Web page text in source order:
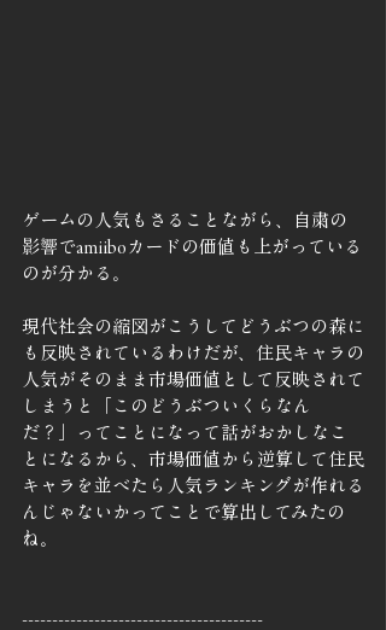
ゲームの人気もさることながら、自粛の
影響でamiiboカードの価値も上がっている
のが分かる。
現代社会の縮図がこうしてどうぶつの森に
も反映されているわけだが、住民キャラの
人気がそのまま市場価値として反映されて
しまうと「このどうぶついくらなん
だ？」ってことになって話がおかしなこ
とになるから、市場価値から逆算して住民
キャラを並べたら人気ランキングが作れる
んじゃないかってことで算出してみたの
ね。
----------------------------------------